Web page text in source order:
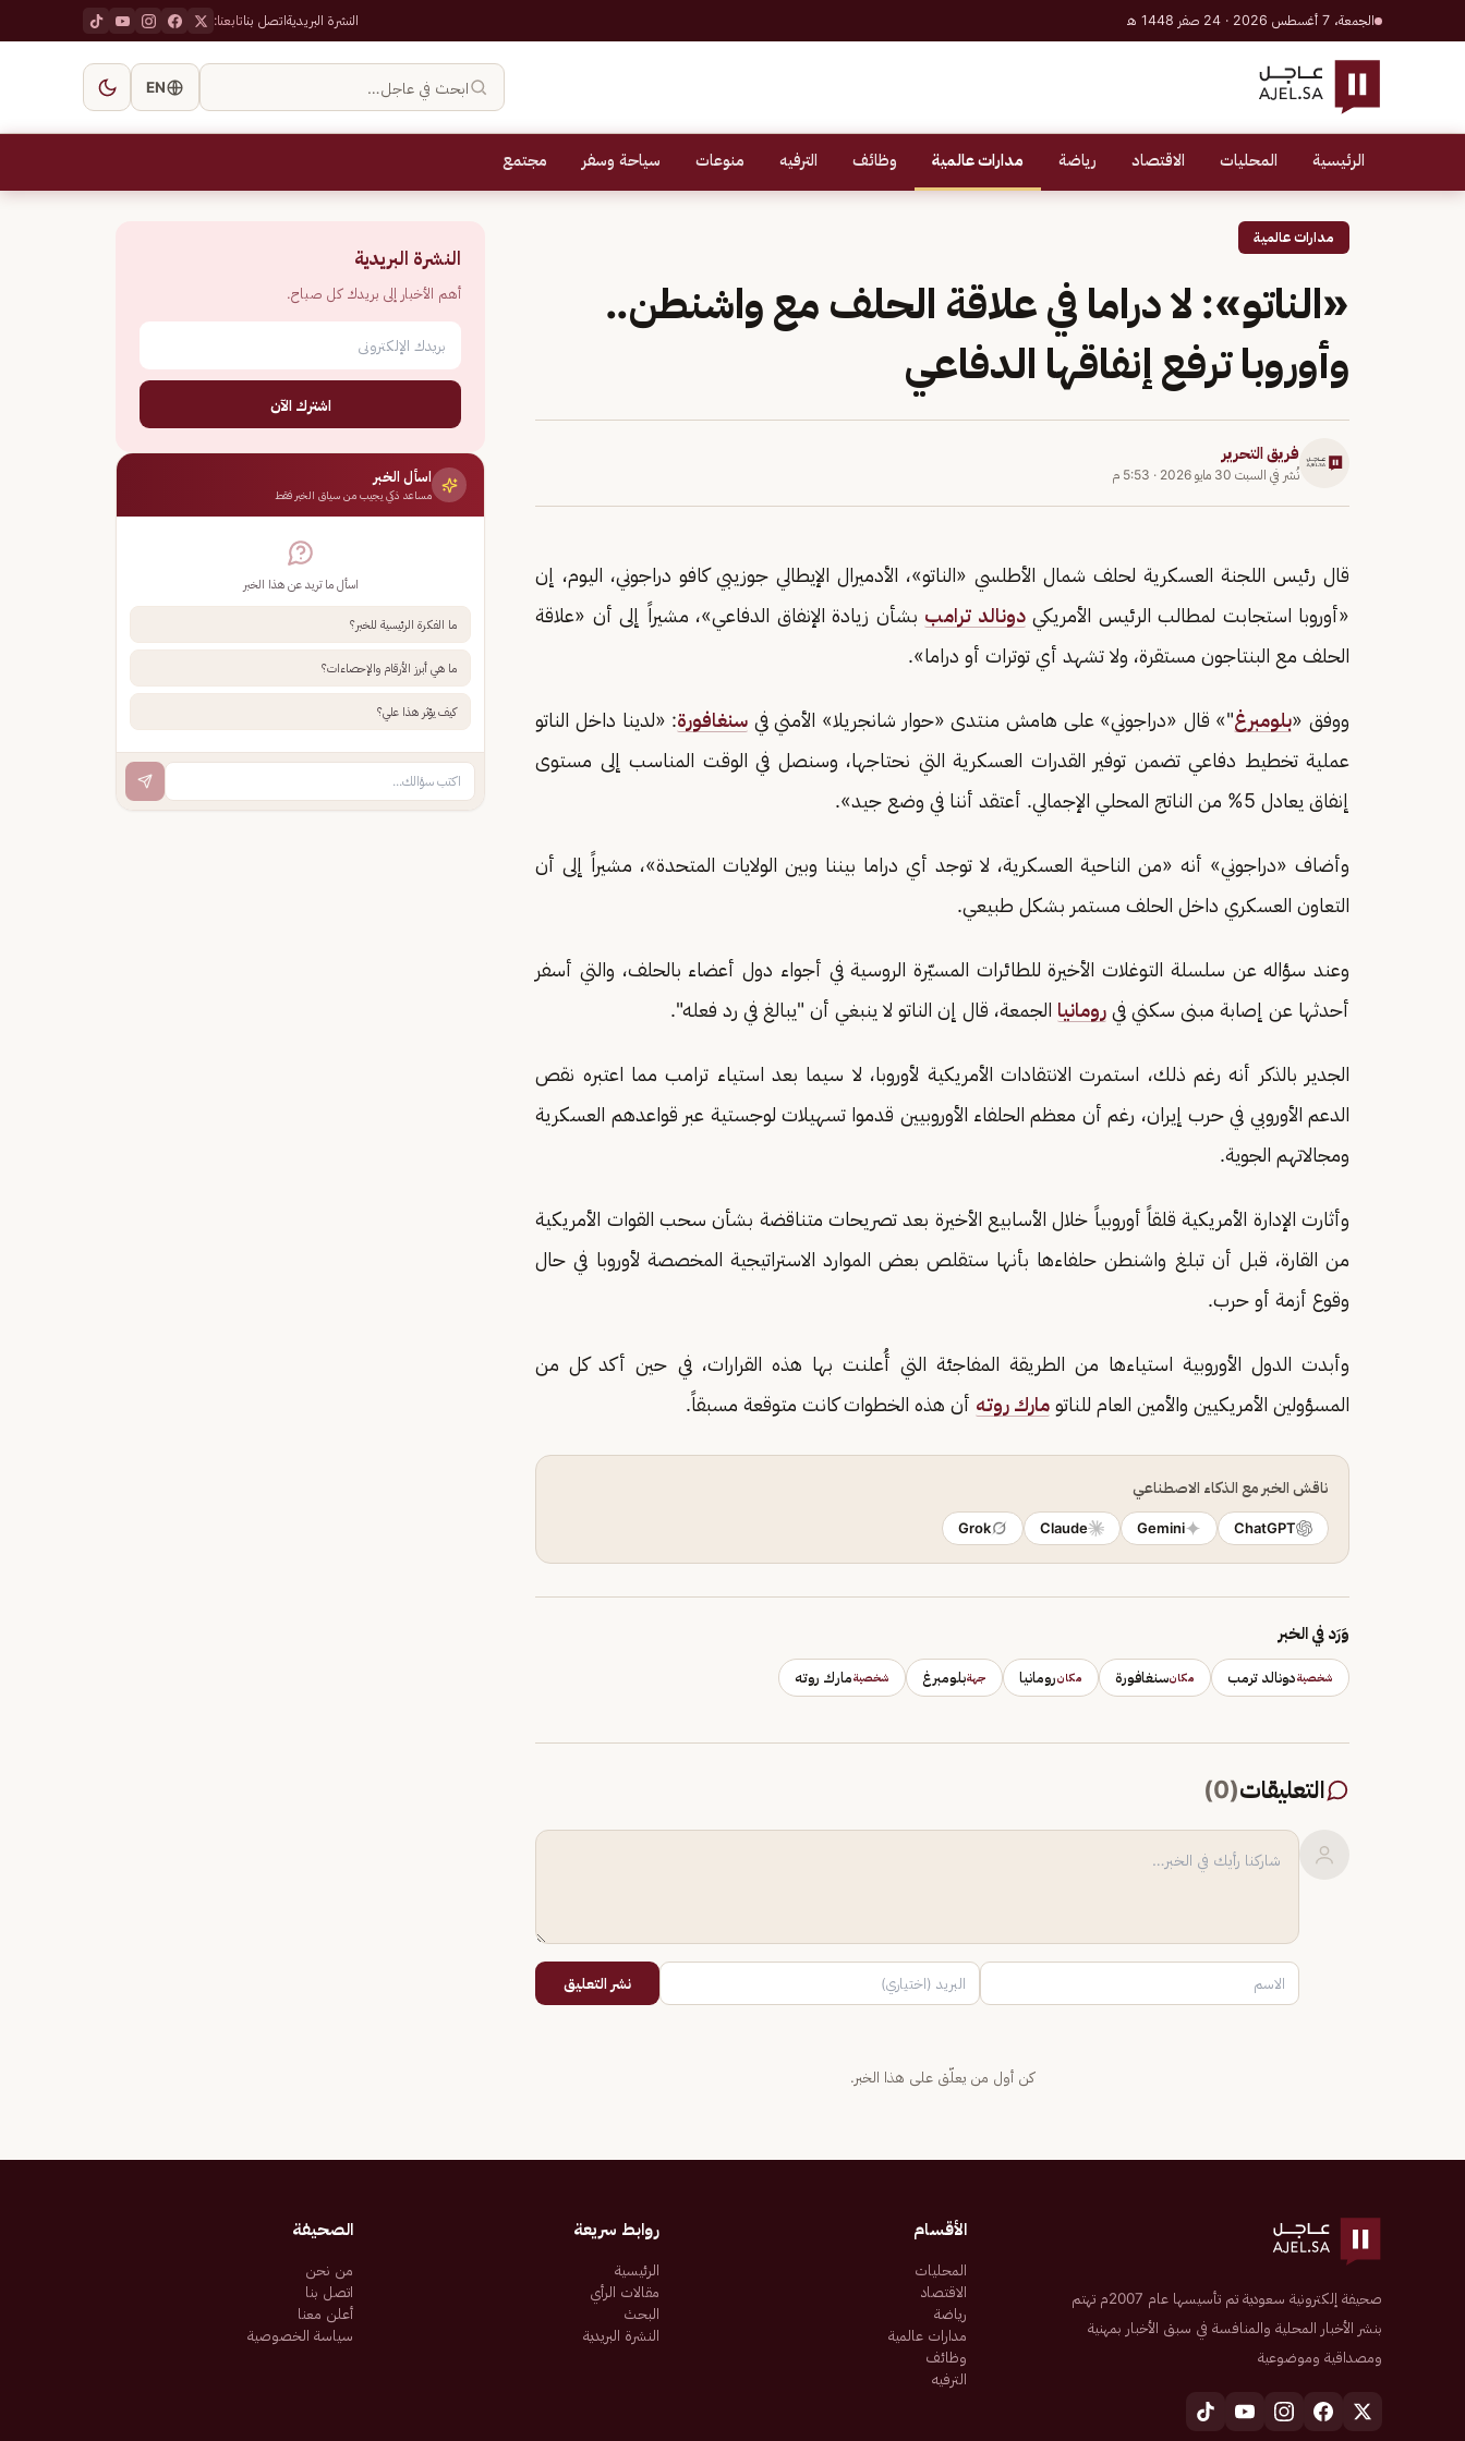
الجمعة، 7 أغسطس 2026 · 24 صفر 1448 هـ النشرة البريديةاتصل بناتابعنا:
ابحث في عاجل… EN
الرئيسية المحليات الاقتصاد رياضة مدارات عالمية وظائف الترفيه منوعات سياحة وسفر مجتمع
مدارات عالمية
«الناتو»: لا دراما في علاقة الحلف مع واشنطن..
وأوروبا ترفع إنفاقها الدفاعي
فريق التحرير
نُشر في السبت 30 مايو 2026 · 5:53 م
قال رئيس اللجنة العسكرية لحلف شمال الأطلسي «الناتو»، الأدميرال الإيطالي جوزيبي كافو دراجوني، اليوم، إن
«أوروبا استجابت لمطالب الرئيس الأمريكيدونالد ترامب بشأن زيادة الإنفاق الدفاعي»، مشيراً إلى أن «علاقة
الحلف مع البنتاجون مستقرة، ولا تشهد أي توترات أو دراما».
ووفق «بلومبرغ"» قال «دراجوني» على هامش منتدى «حوار شانجريلا» الأمني في سنغافورة: «لدينا داخل الناتو
عملية تخطيط دفاعي تضمن توفير القدرات العسكرية التي نحتاجها، وسنصل في الوقت المناسب إلى مستوى
إنفاق يعادل 5% من الناتج المحلي الإجمالي. أعتقد أننا في وضع جيد».
وأضاف «دراجوني» أنه «من الناحية العسكرية، لا توجد أي دراما بيننا وبين الولايات المتحدة»، مشيراً إلى أن
التعاون العسكري داخل الحلف مستمر بشكل طبيعي.
وعند سؤاله عن سلسلة التوغلات الأخيرة للطائرات المسيّرة الروسية في أجواء دول أعضاء بالحلف، والتي أسفر
أحدثها عن إصابة مبنى سكني في رومانيا الجمعة، قال إن الناتو لا ينبغي أن "يبالغ في رد فعله".
الجدير بالذكر أنه رغم ذلك، استمرت الانتقادات الأمريكية لأوروبا، لا سيما بعد استياء ترامب مما اعتبره نقص
الدعم الأوروبي في حرب إيران، رغم أن معظم الحلفاء الأوروبيين قدموا تسهيلات لوجستية عبر قواعدهم العسكرية
ومجالاتهم الجوية.
وأثارت الإدارة الأمريكية قلقاً أوروبياً خلال الأسابيع الأخيرة بعد تصريحات متناقضة بشأن سحب القوات الأمريكية
من القارة، قبل أن تبلغ واشنطن حلفاءها بأنها ستقلص بعض الموارد الاستراتيجية المخصصة لأوروبا في حال
وقوع أزمة أو حرب.
وأبدت الدول الأوروبية استياءها من الطريقة المفاجئة التي أُعلنت بها هذه القرارات، في حين أكد كل من
المسؤولين الأمريكيين والأمين العام للناتو مارك روته أن هذه الخطوات كانت متوقعة مسبقاً.
ناقش الخبر مع الذكاء الاصطناعي
ChatGPT
Gemini
Claude
Grok
وَرَد في الخبر
شخصيةدونالد ترمب مكانسنغافورة مكانرومانيا جهةبلومبرغ شخصيةمارك روته
التعليقات(
0
)
نشر التعليق
كن أول من يعلّق على هذا الخبر.
النشرة البريدية
أهم الأخبار إلى بريدك كل صباح.
اشترك الآن
اسأل الخبر
مساعد ذكي يجيب من سياق الخبر فقط
اسأل ما تريد عن هذا الخبر
ما الفكرة الرئيسية للخبر؟
ما هي أبرز الأرقام والإحصاءات؟
كيف يؤثر هذا علي؟
صحيفة إلكترونية سعودية تم تأسيسها عام 2007م تهتم
بنشر الأخبار المحلية والمنافسة في سبق الأخبار بمهنية
ومصداقية وموضوعية
الأقسام
المحليات
الاقتصاد
رياضة
مدارات عالمية
وظائف
الترفيه
روابط سريعة
الرئيسية
مقالات الرأي
البحث
النشرة البريدية
الصحيفة
من نحن
اتصل بنا
أعلن معنا
سياسة الخصوصية